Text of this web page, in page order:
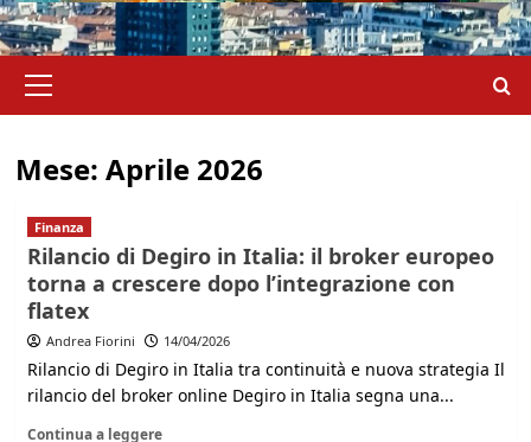
principale
Mese: Aprile 2026
Finanza
Rilancio di Degiro in Italia: il broker europeo
torna a crescere dopo l’integrazione con
flatex
Andrea Fiorini 14/04/2026
Rilancio di Degiro in Italia tra continuità e nuova strategia Il
rilancio del broker online Degiro in Italia segna una...
Continua a leggere